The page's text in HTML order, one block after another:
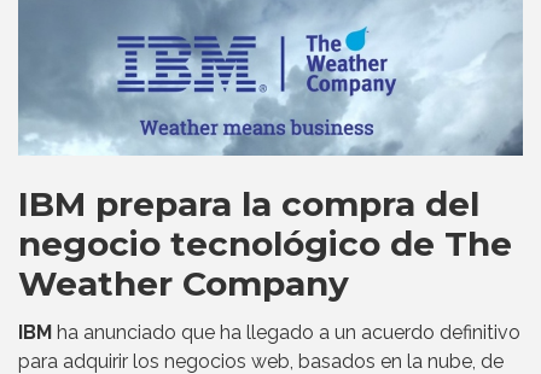
IBM prepara la compra del
negocio tecnológico de The
Weather Company
IBM ha anunciado que ha llegado a un acuerdo definitivo
para adquirir los negocios web, basados en la nube, de